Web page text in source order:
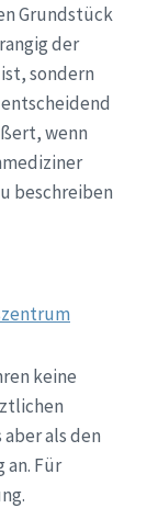
Grundstück
der
sondern
wenn
beschreiben
keine
als den
Für